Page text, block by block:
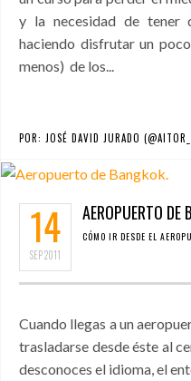
y la necesidad de tener
haciendo disfrutar un
menos) de los...
POR: JOSÉ DAVID JURADO
14
SEP2011
AEROPUERTO DE
CÓMO IR DESDE EL
Cuando llegas a un
trasladarse desde éste al
desconoces el idioma, el